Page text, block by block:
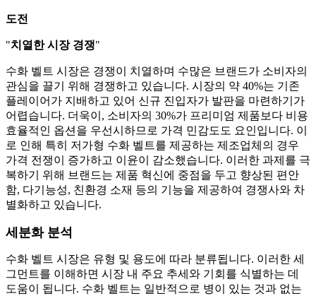
도전
"치열한 시장 경쟁"
수화 벨트 시장은 경쟁이 치열하며 수많은 브랜드가 소비자의
관심을 끌기 위해 경쟁하고 있습니다. 시장의 약 40%는 기존
플레이어가 지배하고 있어 신규 진입자가 발판을 마련하기가
어렵습니다. 더욱이, 소비자의 30%가 프리미엄 제품보다 비용
효율적인 옵션을 우선시하므로 가격 민감도도 요인입니다. 이
로 인해 특히 저가형 수화 벨트를 제공하는 제조업체의 경우
가격 전쟁이 증가하고 이윤이 감소했습니다. 이러한 과제를 극
복하기 위해 브랜드는 제품 혁신에 중점을 두고 향상된 편안
함, 다기능성, 친환경 소재 등의 기능을 제공하여 경쟁사와 차
별화하고 있습니다.
세분화 분석
수화 벨트 시장은 유형 및 용도에 따라 분류됩니다. 이러한 세
그먼트를 이해하면 시장 내 주요 추세와 기회를 식별하는 데
도움이 됩니다. 수화 벨트는 일반적으로 병이 있는 것과 없는